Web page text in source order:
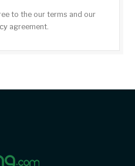
to the our terms and our
agreement.